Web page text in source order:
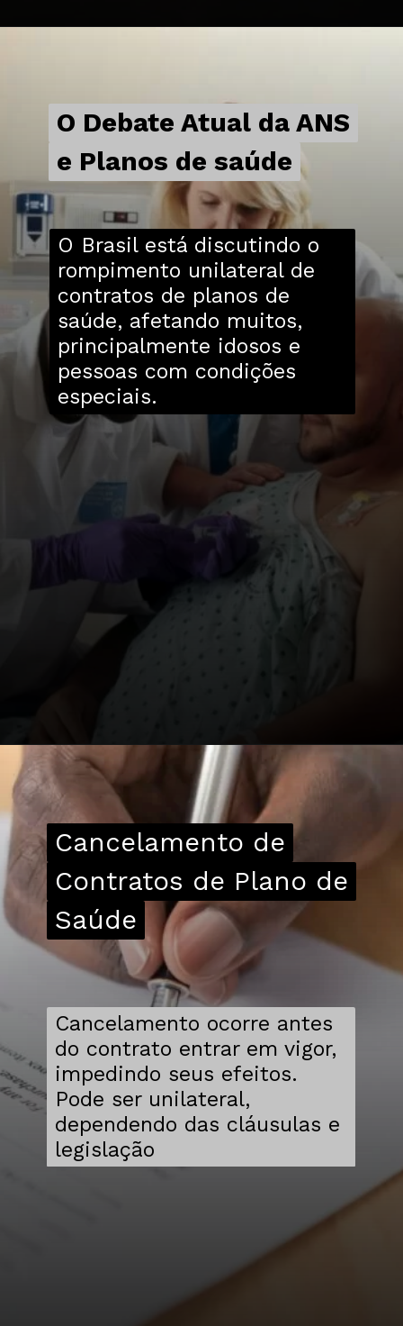
O Debate Atual da ANS
e Planos de saúde
O Debate Atual da ANS
e Planos de saúde
O Brasil está discutindo o
rompimento unilateral de
contratos de planos de
saúde, afetando muitos,
principalmente idosos e
pessoas com condições
especiais.
Cancelamento de
Contratos de Plano de
Saúde
Cancelamento de
Contratos de Plano de
Saúde
Cancelamento ocorre antes
do contrato entrar em vigor,
impedindo seus efeitos.
Pode ser unilateral,
dependendo das cláusulas e
legislação